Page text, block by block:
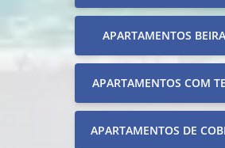
APARTAMENTOS
APARTAMENTOS COM
APARTAMENTOS DE